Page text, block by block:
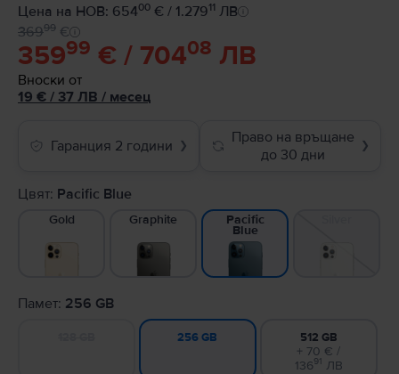
Цена на НОВ: 65400 € / 1.27911 ЛВ
35999 € / 70408 ЛВ
36999 €
Вноски от
19 € / 37 ЛВ / месец
Гаранция 2 години ❯
Право на връщане
до 30 дни
❯
Цвят: Pacific Blue
Gold Graphite Pacific
Blue
Памет: 256 GB
256 GB 512 GB
+ 70 € /
13691 ЛВ